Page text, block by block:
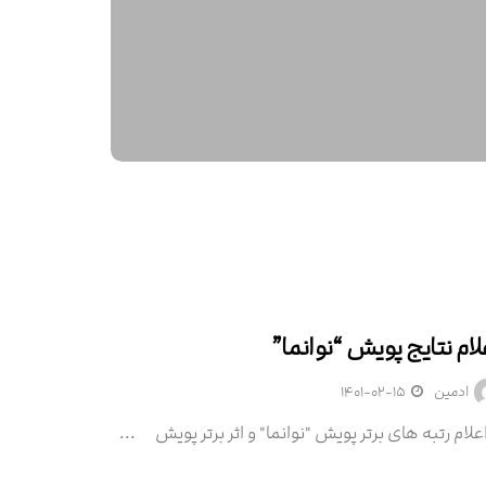
اخبارنتایج پویش “نوانما”
ادمین ۱۴۰۱-۰۲-۱۵
رتبه های برتر پویش "نوانما" و اثر برتر پویش ...